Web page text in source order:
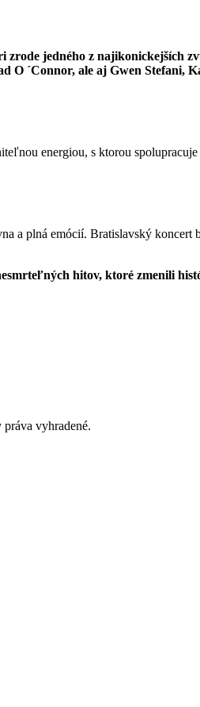
jedného z najikonickejších
O ´Connor, ale aj Gwen Stefani,
energiou, s ktorou
a plná emócií. Bratislavský
hitov, ktoré zmenili
vyhradené.